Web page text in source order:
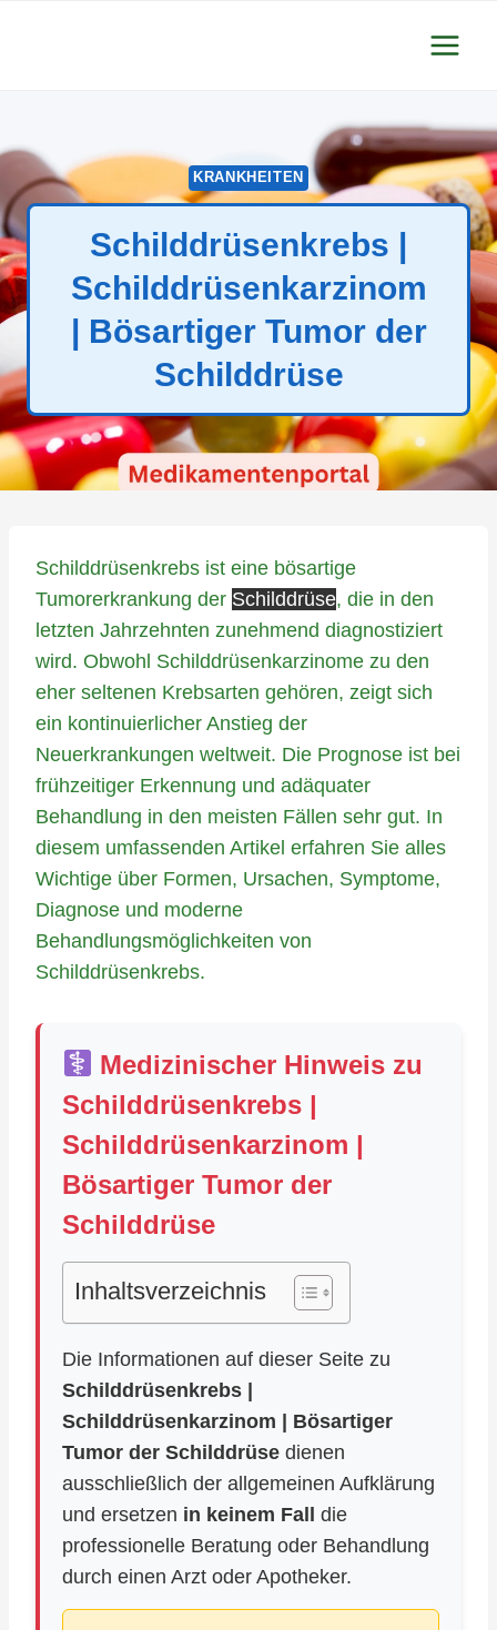
KRANKHEITEN
Schilddrüsenkrebs |
Schilddrüsenkarzinom
| Bösartiger Tumor der
Schilddrüse
Schilddrüsenkrebs ist eine bösartige
Tumorerkrankung der Schilddrüse, die in den
letzten Jahrzehnten zunehmend diagnostiziert
wird. Obwohl Schilddrüsenkarzinome zu den
eher seltenen Krebsarten gehören, zeigt sich
ein kontinuierlicher Anstieg der
Neuerkrankungen weltweit. Die Prognose ist bei
frühzeitiger Erkennung und adäquater
Behandlung in den meisten Fällen sehr gut. In
diesem umfassenden Artikel erfahren Sie alles
Wichtige über Formen, Ursachen, Symptome,
Diagnose und moderne
Behandlungsmöglichkeiten von
Schilddrüsenkrebs.
Medizinischer Hinweis zu
Schilddrüsenkrebs |
Schilddrüsenkarzinom |
Bösartiger Tumor der
Schilddrüse
Inhaltsverzeichnis
Die Informationen auf dieser Seite zu
Schilddrüsenkrebs |
Schilddrüsenkarzinom | Bösartiger
Tumor der Schilddrüse dienen
ausschließlich der allgemeinen Aufklärung
und ersetzen in keinem Fall
die
professionelle Beratung oder Behandlung
durch einen Arzt oder Apotheker.